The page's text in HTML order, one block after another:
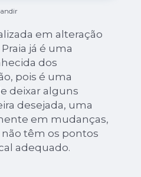
em alteração
já é uma
dos
pois é uma
deixar alguns
desejada, uma
em mudanças,
não têm os pontos
adequado.